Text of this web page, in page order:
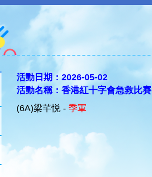
活動日期：2026-05-02
活動名稱：香港紅十字會急救比賽
(6A)梁芊悦 - 季軍